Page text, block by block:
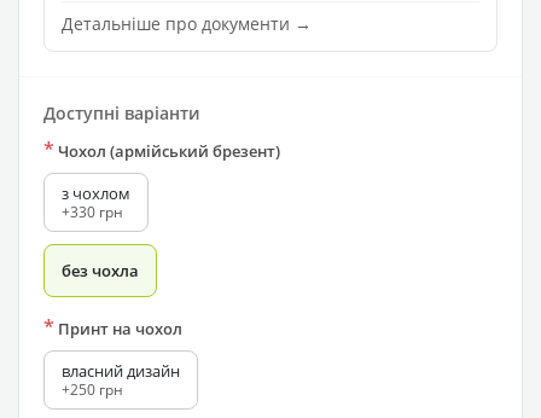
Детальніше про документи →
Доступні варіанти
* Чохол (армійський брезент)
з чохлом
+330 грн
без чохла
* Принт на чохол
власний дизайн
+250 грн